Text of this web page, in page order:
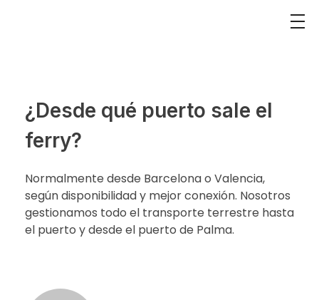
¿Desde qué puerto sale el
ferry?
Normalmente desde Barcelona o Valencia,
según disponibilidad y mejor conexión. Nosotros
gestionamos todo el transporte terrestre hasta
el puerto y desde el puerto de Palma.